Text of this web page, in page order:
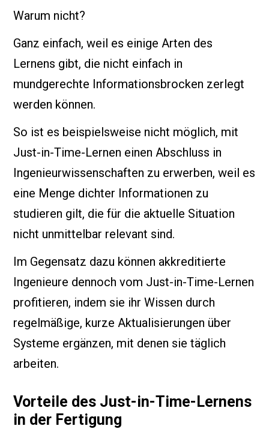
Warum nicht?
Ganz einfach, weil es einige Arten des
Lernens gibt, die nicht einfach in
mundgerechte Informationsbrocken zerlegt
werden können.
So ist es beispielsweise nicht möglich, mit
Just-in-Time-Lernen einen Abschluss in
Ingenieurwissenschaften zu erwerben, weil es
eine Menge dichter Informationen zu
studieren gilt, die für die aktuelle Situation
nicht unmittelbar relevant sind.
Im Gegensatz dazu können akkreditierte
Ingenieure dennoch vom Just-in-Time-Lernen
profitieren, indem sie ihr Wissen durch
regelmäßige, kurze Aktualisierungen über
Systeme ergänzen, mit denen sie täglich
arbeiten.
Vorteile des Just-in-Time-Lernens
in der Fertigung